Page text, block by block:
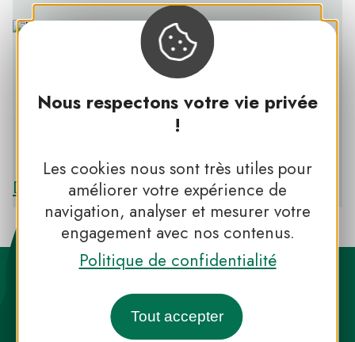
Nous respectons votre vie privée
!
Les cookies nous sont très utiles pour
améliorer votre expérience de
navigation, analyser et mesurer votre
engagement avec nos contenus.
Politique de confidentialité
Tout accepter
Découvrir le PNR D’ARMORIQUE